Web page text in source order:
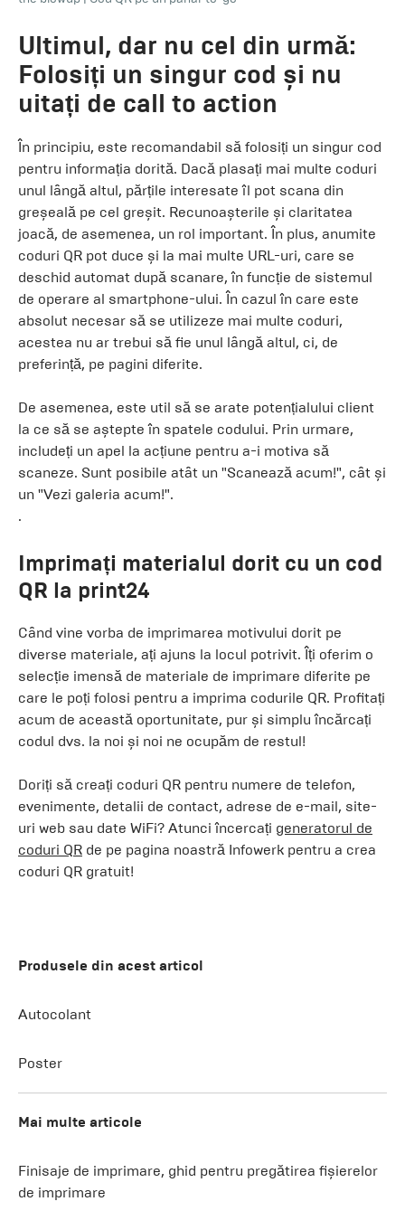
Ultimul, dar nu cel din urmă:
Folosiți un singur cod și nu
uitați de call to action
În principiu, este recomandabil să folosiți un singur cod
pentru informația dorită. Dacă plasați mai multe coduri
unul lângă altul, părțile interesate îl pot scana din
greșeală pe cel greșit. Recunoașterile și claritatea
joacă, de asemenea, un rol important. În plus, anumite
coduri QR pot duce și la mai multe URL-uri, care se
deschid automat după scanare, în funcție de sistemul
de operare al smartphone-ului. În cazul în care este
absolut necesar să se utilizeze mai multe coduri,
acestea nu ar trebui să fie unul lângă altul, ci, de
preferință, pe pagini diferite.
De asemenea, este util să se arate potențialului client
la ce să se aștepte în spatele codului. Prin urmare,
includeți un apel la acțiune pentru a-i motiva să
scaneze. Sunt posibile atât un "Scanează acum!", cât și
un "Vezi galeria acum!".
.
Imprimați materialul dorit cu un cod
QR la print24
Când vine vorba de imprimarea motivului dorit pe
diverse materiale, ați ajuns la locul potrivit. Îți oferim o
selecție imensă de materiale de imprimare diferite pe
care le poți folosi pentru a imprima codurile QR. Profitați
acum de această oportunitate, pur și simplu încărcați
codul dvs. la noi și noi ne ocupăm de restul!
Doriți să creați coduri QR pentru numere de telefon,
evenimente, detalii de contact, adrese de e-mail, site-
uri web sau date WiFi? Atunci încercați generatorul de
coduri QR de pe pagina noastră Infowerk pentru a crea
coduri QR gratuit!
Produsele din acest articol
Autocolant
Poster
Mai multe articole
Finisaje de imprimare, ghid pentru pregătirea fișierelor
de imprimare